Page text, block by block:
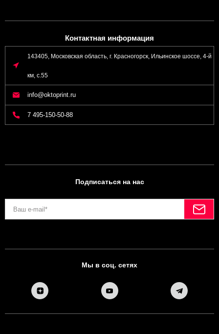
Контактная информация
143405, Московская область, г. Красногорск, Ильинское шоссе, 4-й
км, с.55
info@oktoprint.ru
7 495-150-50-88
Подписаться на нас
Мы в соц. сетях